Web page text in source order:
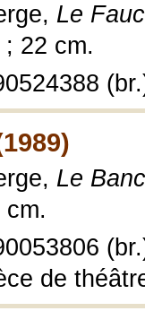
Le
22 cm.
Le
de